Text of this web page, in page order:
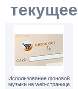
Использование фоновой
музыки на web-странице